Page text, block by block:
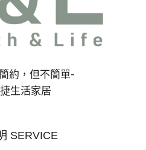
約，但不簡單-
生活家居
SERVICE